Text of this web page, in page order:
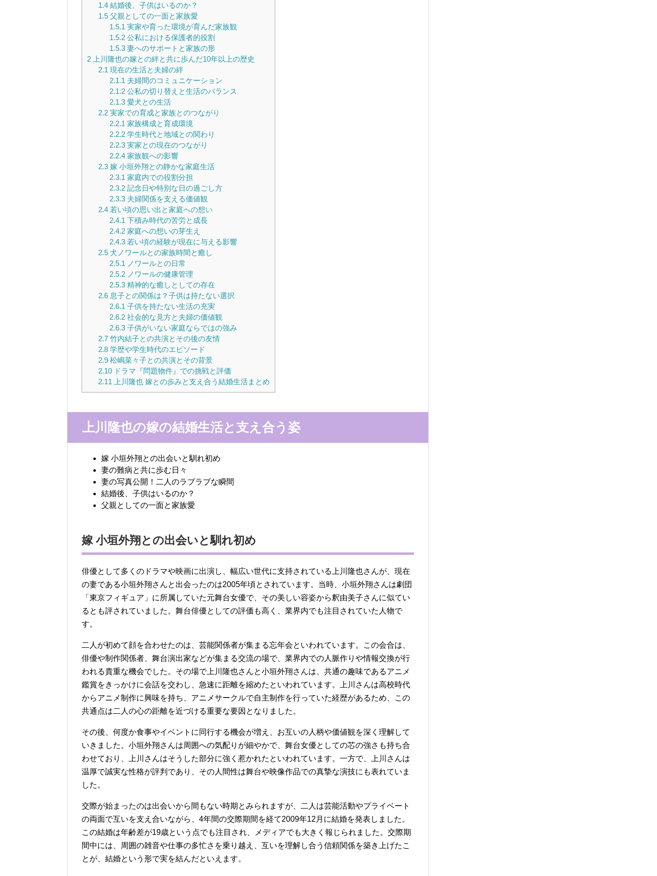
1.4結婚後、子供はいるのか？
1.5父親としての一面と家族愛
1.5.1 実家や育った環境が育んだ家族観
1.5.2公私における保護者的役割
1.5.3妻へのサポートと家族の形
2 上川隆也の嫁との絆と共に歩んだ10年以上の歴史
2.1 現在の生活と夫婦の絆
2.1.1 夫婦間のコミュニケーション
2.1.2公私の切り替えと生活のバランス
2.1.3愛犬との生活
2.2実家での育成と家族とのつながり
2.2.1 家族構成と育成環境
2.2.2学生時代と地域との関わり
2.2.3実家との現在のつながり
2.2.4家族観への影響
2.3嫁 小垣外翔との静かな家庭生活
2.3.1 家庭内での役割分担
2.3.2記念日や特別な日の過ごし方
2.3.3夫婦関係を支える価値観
2.4若い頃の思い出と家庭への想い
2.4.1 下積み時代の苦労と成長
2.4.2家庭への想いの芽生え
2.4.3若い頃の経験が現在に与える影響
2.5犬ノワールとの家族時間と癒し
2.5.1 ノワールとの日常
2.5.2ノワールの健康管理
2.5.3精神的な癒しとしての存在
2.6息子との関係は？子供は持たない選択
2.6.1 子供を持たない生活の充実
2.6.2社会的な見方と夫婦の価値観
2.6.3子供がいない家庭ならではの強み
2.7竹内結子との共演とその後の友情
2.8学歴や学生時代のエピソード
2.9松嶋菜々子との共演とその背景
2.10ドラマ『問題物件』での挑戦と評価
2.11 上川隆也 嫁との歩みと支え合う結婚生活まとめ
上川隆也の嫁の結婚生活と支え合う姿
嫁 小垣外翔との出会いと馴れ初め
妻の難病と共に歩む日々
妻の写真公開！二人のラブラブな瞬間
結婚後、子供はいるのか？
父親としての一面と家族愛
嫁 小垣外翔との出会いと馴れ初め
俳優として多くのドラマや映画に出演し、幅広い世代に支持されている上川隆也さんが、現在
の妻である小垣外翔さんと出会ったのは2005年頃とされています。当時、小垣外翔さんは劇団
「東京フィギュア」に所属していた元舞台女優で、その美しい容姿から釈由美子さんに似てい
るとも評されていました。舞台俳優としての評価も高く、業界内でも注目されていた人物で
す。
二人が初めて顔を合わせたのは、芸能関係者が集まる忘年会といわれています。この会合は、
俳優や制作関係者、舞台演出家などが集まる交流の場で、業界内での人脈作りや情報交換が行
われる貴重な機会でした。その場で上川隆也さんと小垣外翔さんは、共通の趣味であるアニメ
鑑賞をきっかけに会話を交わし、急速に距離を縮めたといわれています。上川さんは高校時代
からアニメ制作に興味を持ち、アニメサークルで自主制作を行っていた経歴があるため、この
共通点は二人の心の距離を近づける重要な要因となりました。
その後、何度か食事やイベントに同行する機会が増え、お互いの人柄や価値観を深く理解して
いきました。小垣外翔さんは周囲への気配りが細やかで、舞台女優としての芯の強さも持ち合
わせており、上川さんはそうした部分に強く惹かれたといわれています。一方で、上川さんは
温厚で誠実な性格が評判であり、その人間性は舞台や映像作品での真摯な演技にも表れていま
した。
交際が始まったのは出会いから間もない時期とみられますが、二人は芸能活動やプライベート
の両面で互いを支え合いながら、4年間の交際期間を経て2009年12月に結婚を発表しました。
この結婚は年齢差が19歳という点でも注目され、メディアでも大きく報じられました。交際期
間中には、周囲の雑音や仕事の多忙さを乗り越え、互いを理解し合う信頼関係を築き上げたこ
とが、結婚という形で実を結んだといえます。